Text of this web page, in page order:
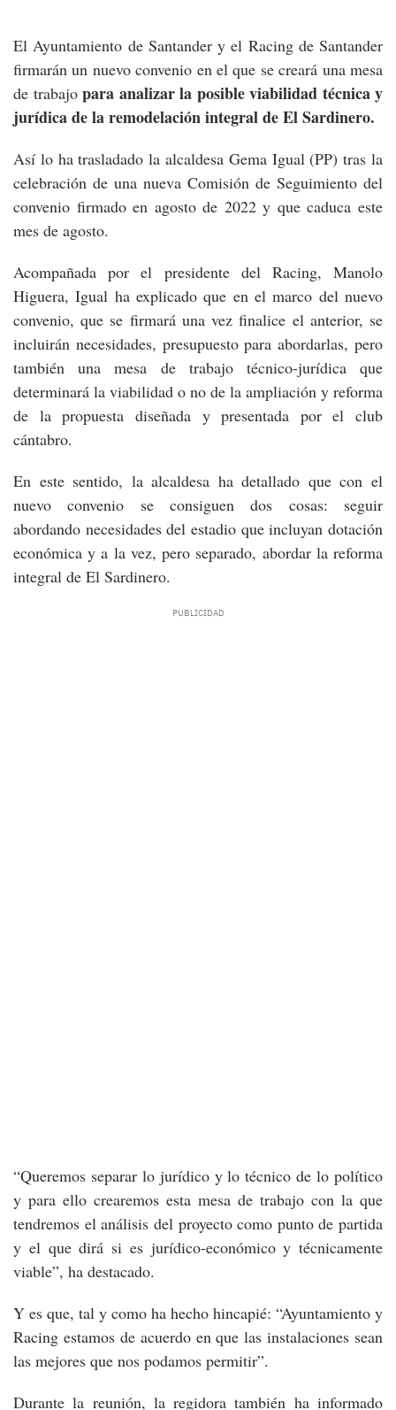
El Ayuntamiento de Santander y el Racing de Santander
firmarán un nuevo convenio en el que se creará una mesa
de trabajo para analizar la posible viabilidad técnica y
jurídica de la remodelación integral de El Sardinero.
Así lo ha trasladado la alcaldesa Gema Igual (PP) tras la
celebración de una nueva Comisión de Seguimiento del
convenio firmado en agosto de 2022 y que caduca este
mes de agosto.
Acompañada por el presidente del Racing, Manolo
Higuera, Igual ha explicado que en el marco del nuevo
convenio, que se firmará una vez finalice el anterior, se
incluirán necesidades, presupuesto para abordarlas, pero
también una mesa de trabajo técnico-jurídica que
determinará la viabilidad o no de la ampliación y reforma
de la propuesta diseñada y presentada por el club
cántabro.
En este sentido, la alcaldesa ha detallado que con el
nuevo convenio se consiguen dos cosas: seguir
abordando necesidades del estadio que incluyan dotación
económica y a la vez, pero separado, abordar la reforma
integral de El Sardinero.
“Queremos separar lo jurídico y lo técnico de lo político
y para ello crearemos esta mesa de trabajo con la que
tendremos el análisis del proyecto como punto de partida
y el que dirá si es jurídico-económico y técnicamente
viable”, ha destacado.
Y es que, tal y como ha hecho hincapié: “Ayuntamiento y
Racing estamos de acuerdo en que las instalaciones sean
las mejores que nos podamos permitir”.
Durante la reunión, la regidora también ha informado